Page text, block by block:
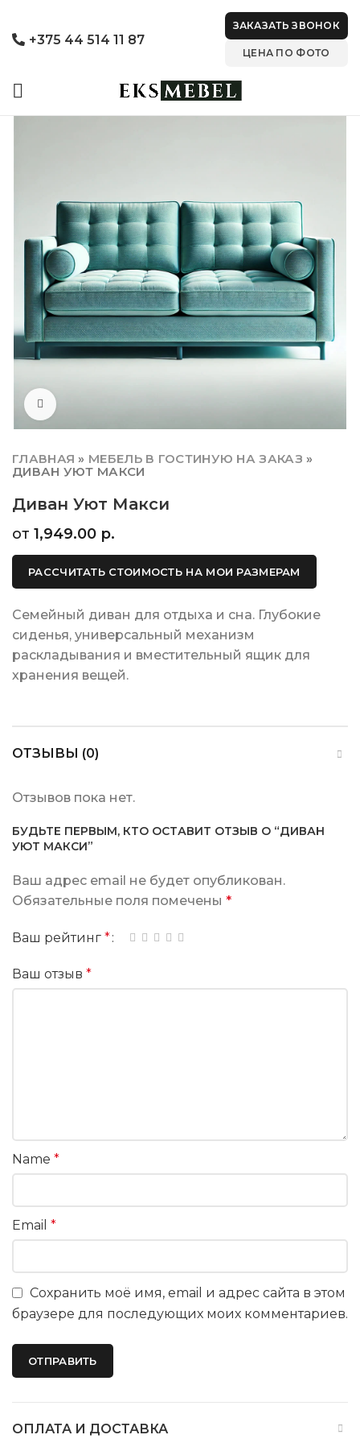
+375 44 514 11 87
ЗАКАЗАТЬ ЗВОНОК
ЦЕНА ПО ФОТО
ГЛАВНАЯ » МЕБЕЛЬ В ГОСТИНУЮ НА ЗАКАЗ »
ДИВАН УЮТ МАКСИ
Диван Уют Макси
от 1,949.00 р.
РАССЧИТАТЬ СТОИМОСТЬ НА МОИ РАЗМЕРАМ
Cемейный диван для отдыха и сна. Глубокие
сиденья, универсальный механизм
раскладывания и вместительный ящик для
хранения вещей.
ОТЗЫВЫ (0)
Отзывов пока нет.
БУДЬТЕ ПЕРВЫМ, КТО ОСТАВИТ ОТЗЫВ О “ДИВАН
УЮТ МАКСИ”
Ваш адрес email не будет опубликован.
Обязательные поля помечены *
Ваш рейтинг *
Ваш отзыв *
Name *
Email *
Сохранить моё имя, email и адрес сайта в этом
браузере для последующих моих комментариев.
ОПЛАТА И ДОСТАВКА